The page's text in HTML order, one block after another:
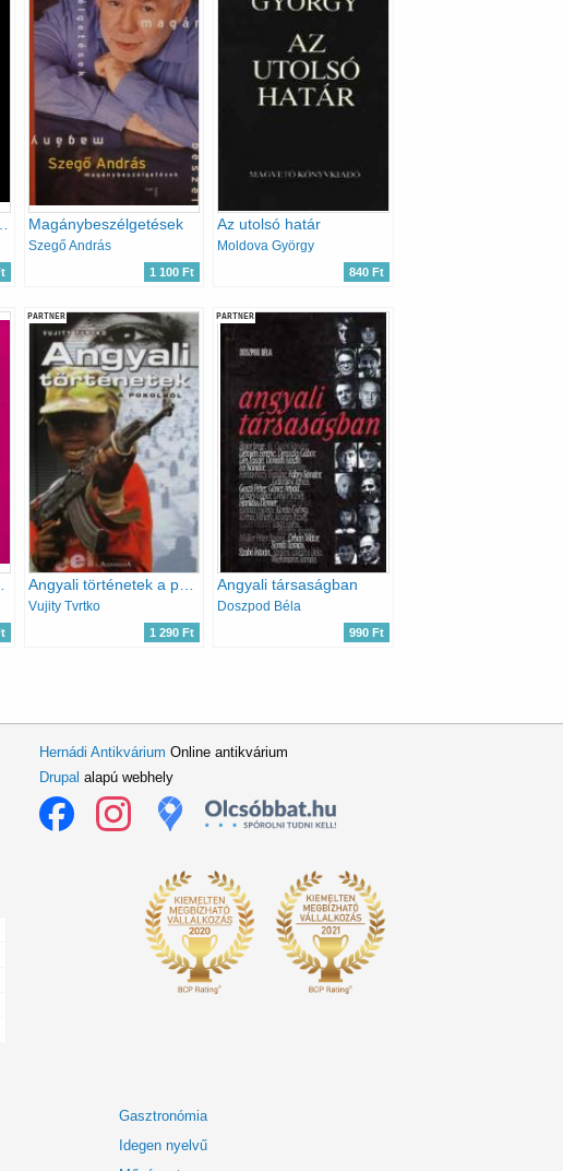
Magánybeszélgetések
Szegő András
1 100 Ft
Az utolsó határ
Moldova György
840 Ft
PARTNER
Angyali történetek a pokolból
Vujity Tvrtko
1 290 Ft
PARTNER
Angyali társaságban
Doszpod Béla
990 Ft
Hernádi Antikvárium Online antikvárium
Drupal alapú webhely
Gasztronómia
Idegen nyelvű